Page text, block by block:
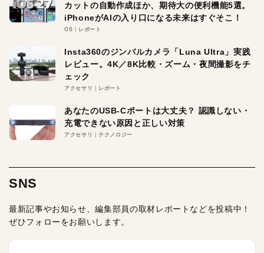
カットの自動作成ほか、期待大の便利機能5選。
iPhoneがAIの入り口になる未来はすぐそこ！
OS レポート
Insta360のジンバルカメラ「Luna Ultra」実践
レビュー。4K／8K比較・ズーム・夜間撮影をチ
ェック
アクセサリ レポート
あなたのUSB-Cポートは大丈夫？ 認識しない・
充電できない原因と正しい対策
アクセサリ テクノロジー
SNS
最新記事やお知らせ、編集部員の取材レポートなどを投稿中！
ぜひフォローをお願いします。